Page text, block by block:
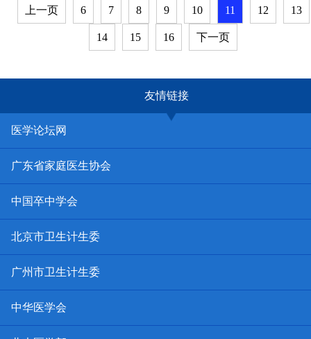
上一页 6 7 8 9 10 11 12 13
14 15 16 下一页
友情链接
医学论坛网
广东省家庭医生协会
中国卒中学会
北京市卫生计生委
广州市卫生计生委
中华医学会